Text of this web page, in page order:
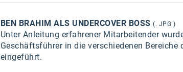
BEN BRAHIM ALS UNDERCOVER BOSS (. JPG )
Unter Anleitung erfahrener Mitarbeitender
Geschäftsführer in die verschiedenen Bereiche
eingeführt.